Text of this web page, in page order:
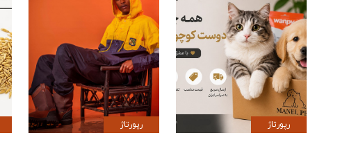
رپورتاژ رپورتاژ